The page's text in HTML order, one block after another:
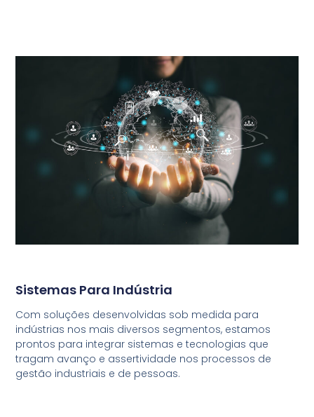
Sistemas Para Indústria
Com soluções desenvolvidas sob medida para
indústrias nos mais diversos segmentos, estamos
prontos para integrar sistemas e tecnologias que
tragam avanço e assertividade nos processos de
gestão industriais e de pessoas.